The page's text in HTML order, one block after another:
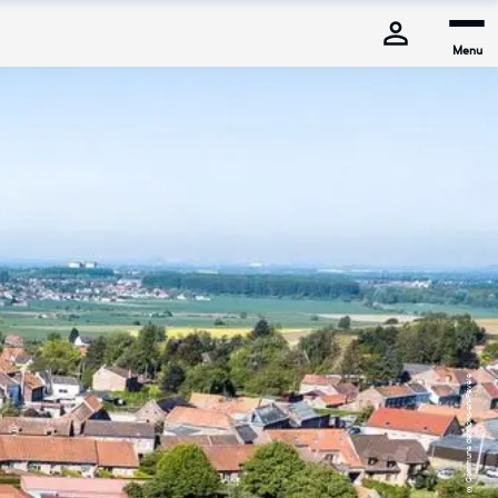
Menu
© Commune de Mons-en-Pévèle